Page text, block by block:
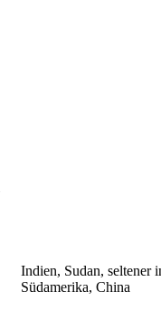
Indien, Sudan, seltener
Südamerika, China